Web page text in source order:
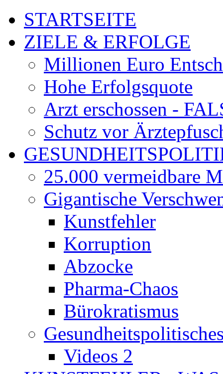
STARTSEITE
ZIELE & ERFOLGE
Millionen Euro
Hohe Erfolgsquote
Arzt erschossen -
Schutz vor
25.000 vermeidbare
Gigantische
Kunstfehler
Korruption
Abzocke
Pharma-Chaos
Bürokratismus
Videos 2